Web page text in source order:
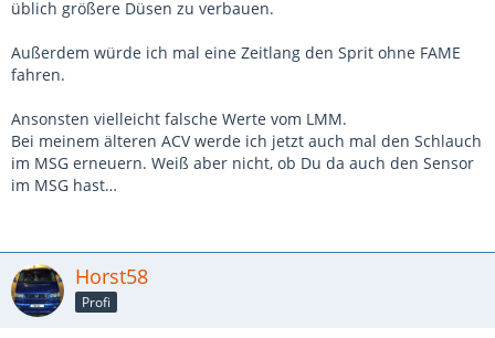
üblich größere Düsen zu verbauen.
Außerdem würde ich mal eine Zeitlang den Sprit ohne FAME
fahren.
Ansonsten vielleicht falsche Werte vom LMM.
Bei meinem älteren ACV werde ich jetzt auch mal den Schlauch
im MSG erneuern. Weiß aber nicht, ob Du da auch den Sensor
im MSG hast…
Horst58
Profi